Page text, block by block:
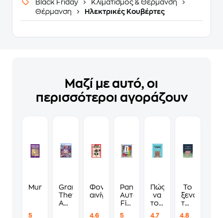
Black Friday
Κλιματισμός & Θέρμανση
Θέρμανση
Ηλεκτρικές Κουβέρτες
Μαζί με αυτό, οι
περισσότεροι αγοράζουν
Murdoku
5
Grand
Theft
Auto
Φονικά
αινίγματα
4.6
Panini
Αυτοκόλλητα
Fifa
5
Πώς
να
τους
4.7
Το
ξενοδοχείο
των
4.8